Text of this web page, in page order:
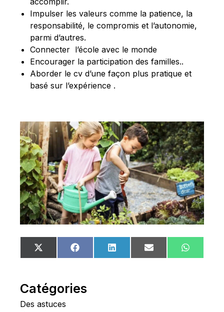
Impulser les valeurs comme la patience, la
responsabilité, le compromis et l’autonomie,
parmi d’autres.
Connecter l’école avec le monde
Encourager la participation des familles..
Aborder le cv d’une façon plus pratique et
basé sur l’expérience .
Share
on
X
(Twitter)
Share
on
FacebookShare
on
LinkedIn Share
on
Email
Share
on
Catégories
Des astuces